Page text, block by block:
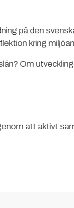
på den
kring
Om
att aktivt